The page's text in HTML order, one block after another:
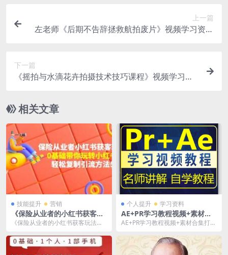
上一篇
左老师《后期不告辞拯救航拍废片》视频学习资料
下一篇
《摇拍与水滴花卉拍摄技术技巧课程》视频学习资
相关文章
技能提升 营销
《保险从业者的小红书获客玩
法》视频+PDF文档-百度云网
《保险从业者的小红书获客玩法》
压使用。0基础带你玩...
个人提升 学习资料
AE+PR学习教程视频+素材合
集打包《AE速成教学》+《PR
度云网盘下载
AE+PR学习教程视频+素材合集打包
[MP4/...